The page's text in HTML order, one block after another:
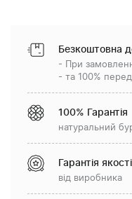
Безкоштовна
- При
- та 100%
100% Гарантія
натуральний
Гарантія якості
від виробника